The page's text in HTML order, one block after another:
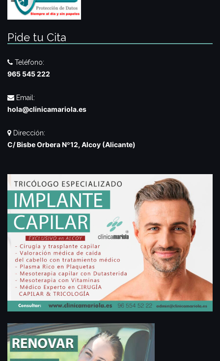
Pide tu Cita
Teléfono:
965 545 222
Email:
hola@clinicamariola.es
Dirección:
C/ Bisbe Orbera Nº12, Alcoy (Alicante)